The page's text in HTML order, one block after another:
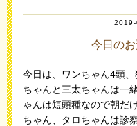
今日の
今日は、ワンちゃん4頭
ちゃんと三太ちゃんは一
ゃんは短頭種なので朝だ
ちゃん、タロちゃんは診